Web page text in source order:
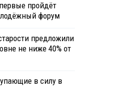
пройдёт
форум
предложили
не ниже 40% от
в силу в